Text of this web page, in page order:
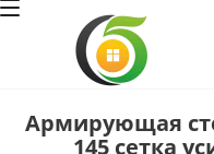
Армирующая
145 сетка